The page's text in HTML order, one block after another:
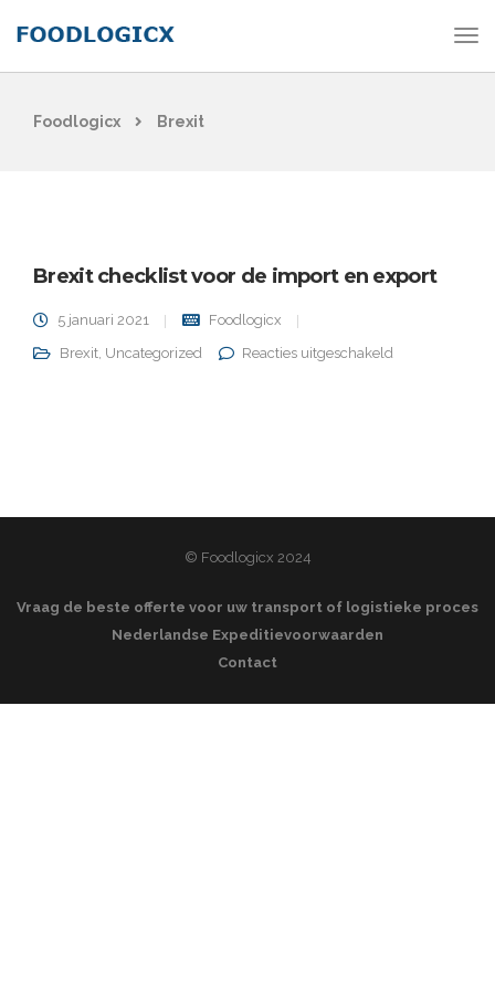
Foodlogicx Brexit
Brexit checklist voor de import en export
5 januari 2021
Foodlogicx
Brexit, Uncategorized Reacties uitgeschakeld
© Foodlogicx 2024
Vraag de beste offerte voor uw transport of logistieke proces
Nederlandse Expeditievoorwaarden
Contact